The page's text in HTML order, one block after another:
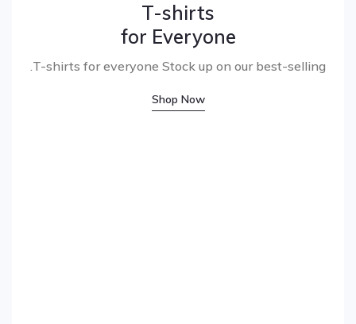
T-shirts
for Everyone
Stock up on our best-selling
T-shirts for everyone.
Shop Now